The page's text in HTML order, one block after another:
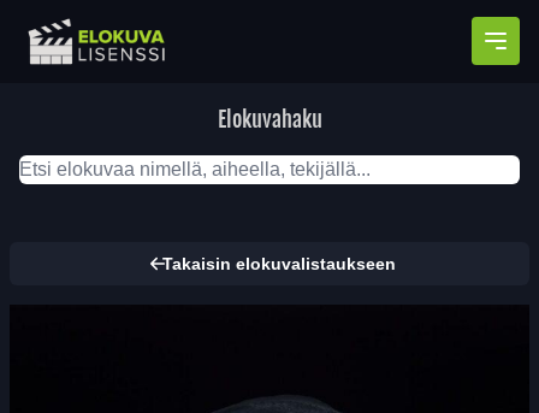
Elokuvahaku
Takaisin elokuvalistaukseen